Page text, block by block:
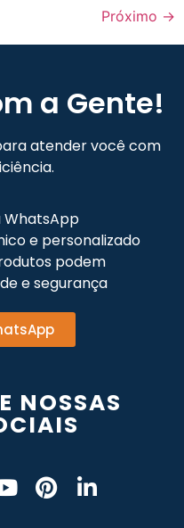
Próximo →
a Gente!
atender você com
WhatsApp
e personalizado
podem
e segurança
NOSSAS